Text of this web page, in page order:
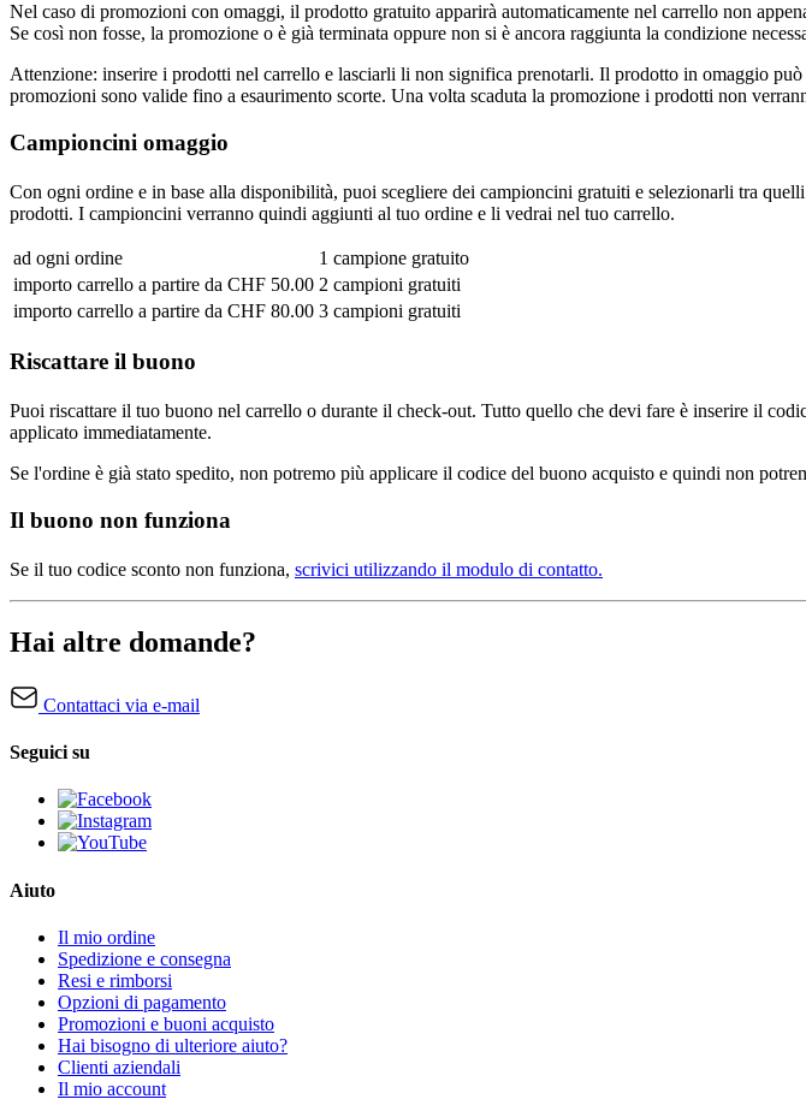
Nel caso di promozioni con omaggi, il prodotto gratuito apparirà automaticamente nel carrello non
Se così non fosse, la promozione o è già terminata oppure non si è ancora raggiunta la condizione
Attenzione: inserire i prodotti nel carrello e lasciarli li non significa prenotarli. Il prodotto in omaggio
promozioni sono valide fino a esaurimento scorte. Una volta scaduta la promozione i prodotti non
Campioncini omaggio
Con ogni ordine e in base alla disponibilità, puoi scegliere dei campioncini gratuiti e selezionarli tra
prodotti. I campioncini verranno quindi aggiunti al tuo ordine e li vedrai nel tuo carrello.
ad ogni ordine
1 campione gratuito
importo carrello a partire da CHF 50.00 2 campioni gratuiti
importo carrello a partire da CHF 80.00 3 campioni gratuiti
Riscattare il buono
Puoi riscattare il tuo buono nel carrello o durante il check-out. Tutto quello che devi fare è inserire il
applicato immediatamente.
Se l'ordine è già stato spedito, non potremo più applicare il codice del buono acquisto e quindi non
Il buono non funziona
Se il tuo codice sconto non funziona, scrivici utilizzando il modulo di contatto.
Hai altre domande?
Contattaci via e-mail
Seguici su
Aiuto
Il mio ordine
Spedizione e consegna
Resi e rimborsi
Opzioni di pagamento
Promozioni e buoni acquisto
Hai bisogno di ulteriore aiuto?
Clienti aziendali
Il mio account